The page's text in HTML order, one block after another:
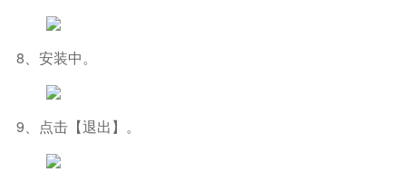
8、安装中。
9、点击【退出】。